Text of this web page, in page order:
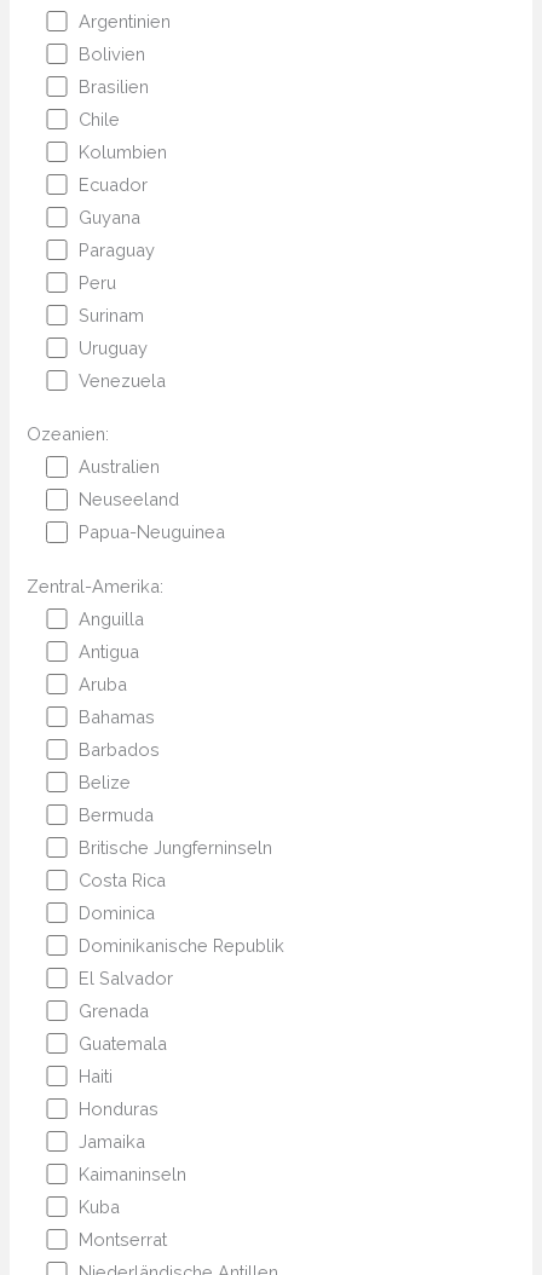
Argentinien
Bolivien
Brasilien
Chile
Kolumbien
Ecuador
Guyana
Paraguay
Peru
Surinam
Uruguay
Venezuela
Ozeanien:
Australien
Neuseeland
Papua-Neuguinea
Zentral-Amerika:
Anguilla
Antigua
Aruba
Bahamas
Barbados
Belize
Bermuda
Britische Jungferninseln
Costa Rica
Dominica
Dominikanische Republik
El Salvador
Grenada
Guatemala
Haiti
Honduras
Jamaika
Kaimaninseln
Kuba
Montserrat